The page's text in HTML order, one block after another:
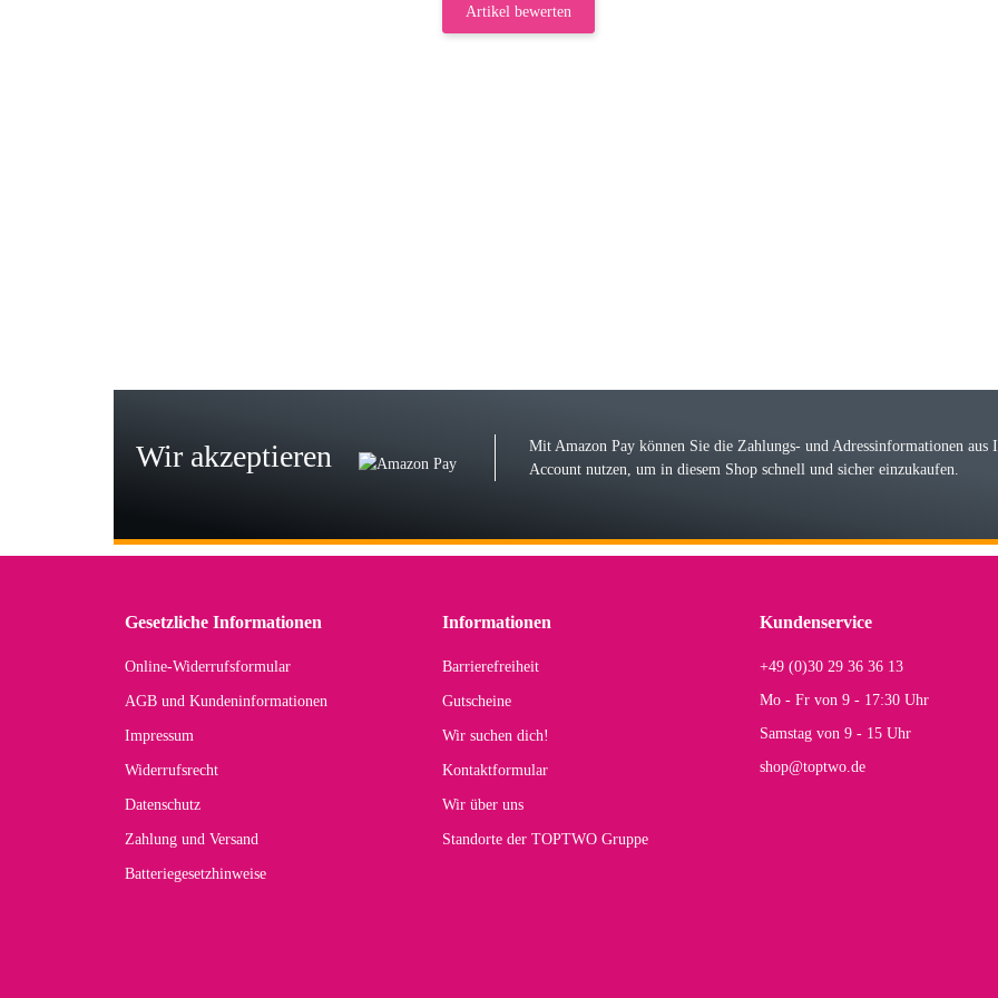
Artikel bewerten
Der Koffer macht einen sehr soliden Eindruck. Die Zuverlässigkeit muss sich noch in
Hans E
Wir akzeptieren
Mit Amazon Pay können Sie die Zahlungs- und Adressinformationen aus
Account nutzen, um in diesem Shop schnell und sicher einzukaufen.
Gesetzliche Informationen
Online-Widerrufsformular
AGB und Kundeninformationen
Impressum
Widerrufsrecht
Datenschutz
Zahlung und Versand
Batteriegesetzhinweise
Informationen
Barrierefreiheit
Gutscheine
Wir suchen dich!
Kontaktformular
Wir über uns
Standorte der TOPTWO Gruppe
Kundenservice
+49 (0)30 29 36 36 13
Mo - Fr von 9 - 17:30 Uhr
Samstag von 9 - 15 Uhr
shop@toptwo.de